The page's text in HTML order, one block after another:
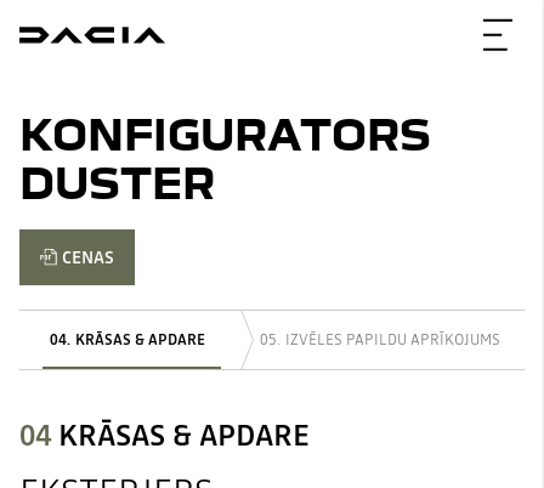
KONFIGURATORS
DUSTER
CENAS
KRĀSAS & APDARE IZVĒLES PAPILDU APRĪKOJUMS
04 KRĀSAS & APDARE